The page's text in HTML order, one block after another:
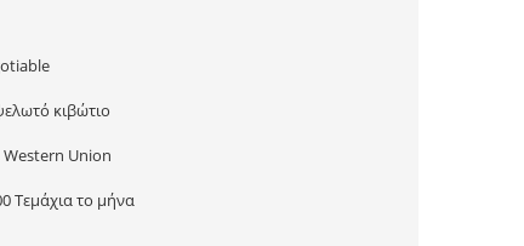
κιβώτιο
Western Union
Τεμάχια το μήνα